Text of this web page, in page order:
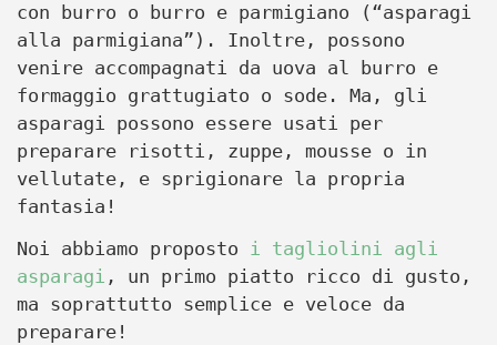
con burro o burro e parmigiano (“asparagi
alla parmigiana”). Inoltre, possono
venire accompagnati da uova al burro e
formaggio grattugiato o sode. Ma, gli
asparagi possono essere usati per
preparare risotti, zuppe, mousse o in
vellutate, e sprigionare la propria
fantasia!
Noi abbiamo proposto i tagliolini agli
asparagi , un primo piatto ricco di gusto,
ma soprattutto semplice e veloce da
preparare!